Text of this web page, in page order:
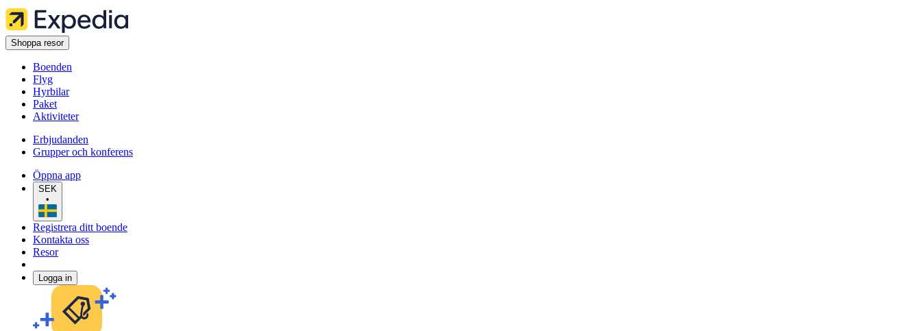
Shoppa resor
Boenden
Flyg
Hyrbilar
Paket
Aktiviteter
Erbjudanden
Grupper och konferens
Öppna app
SEK
•
Registrera ditt boende
Kontakta oss
Resor
Logga in